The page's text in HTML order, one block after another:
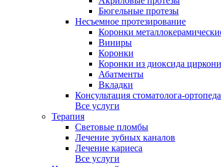
Бюгельные протезы
Несъемное протезирование
Коронки
Виниры
Коронки
Коронки из диоксида
Абатменты
Вкладки
Консультация стоматолога-ортопеда
Все услуги
Терапия
Световые пломбы
Лечение зубных каналов
Лечение кариеса
Все услуги